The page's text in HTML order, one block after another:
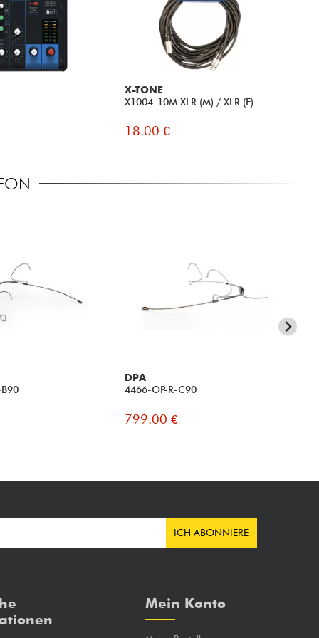
X-TONE
X1004-10M XLR (M) / XLR (F)
18.00 €
DPA
4466-OP-R-C90
799.00 €
ICH ABONNIERE
Mein Konto